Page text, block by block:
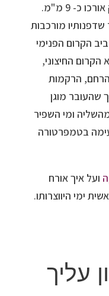
כ- 9 מ"מ.
מורכבות
הקרום הפנימי
הקרום החיצוני,
הרקמות
שהעובר מוגן
ומי השפיר
בטמפרטורה
ועל איך אורח
ימי היווצרותו.
עליך